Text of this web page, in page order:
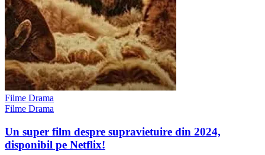
Filme Drama
Filme Drama
Un super film despre supravietuire din 2024,
disponibil pe Netflix!